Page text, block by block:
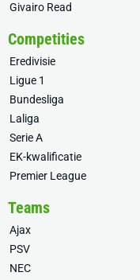
Givairo Read
Competities
Eredivisie
Ligue 1
Bundesliga
Laliga
Serie A
EK-kwalificatie
Premier League
Teams
Ajax
PSV
NEC